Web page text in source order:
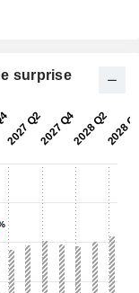
surprise